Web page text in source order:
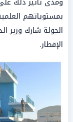
بمستوياتهم
الجولة شارك وزير
الإفطار.